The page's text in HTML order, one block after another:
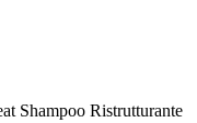
Shampoo Ristrutturante